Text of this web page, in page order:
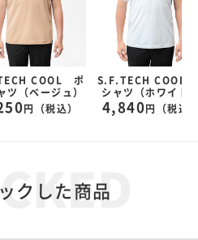
COOL ポ
ツ（ベージュ）
円（税込）
S.F.TECH COOL
シャツ（ホワイト
4,840 円（税込
クした商品